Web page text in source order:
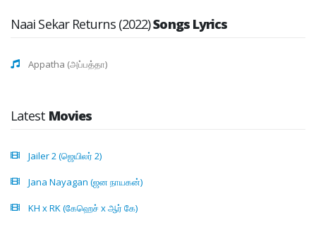
Naai Sekar Returns (2022)Songs Lyrics
Appatha (அப்பத்தா)
Latest Movies
Jailer 2 (ஜெயிலர் 2)
Jana Nayagan (ஜன நாயகன்)
KH x RK (கேஹெச் x ஆர் கே)